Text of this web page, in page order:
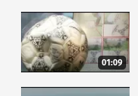
01:09